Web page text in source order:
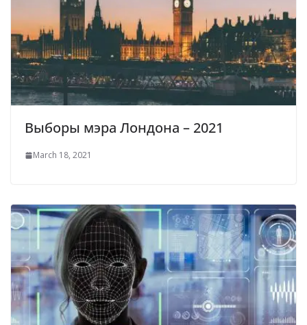
Выборы мэра Лондона – 2021
March 18, 2021